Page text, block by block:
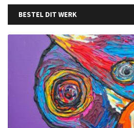
BESTEL DIT WERK